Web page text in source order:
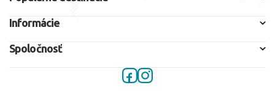
Informácie
Spoločnosť